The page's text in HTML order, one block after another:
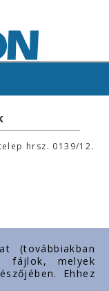
hrsz. 0139/12.
(továbbiakban
fájlok, melyek
Ehhez